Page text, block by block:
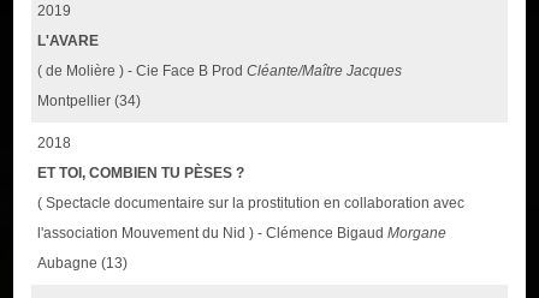
2019
L'AVARE
( de Molière ) - Cie Face B ProdCléante/Maître Jacques
Montpellier (34)
2018
ET TOI, COMBIEN TU PÈSES ?
( Spectacle documentaire sur la prostitution en collaboration avec
l'association Mouvement du Nid ) - Clémence BigaudMorgane
Aubagne (13)